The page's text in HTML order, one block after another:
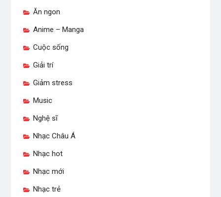
Ăn ngon
Anime – Manga
Cuộc sống
Giải trí
Giảm stress
Music
Nghệ sĩ
Nhạc Châu Á
Nhạc hot
Nhạc mới
Nhạc trẻ